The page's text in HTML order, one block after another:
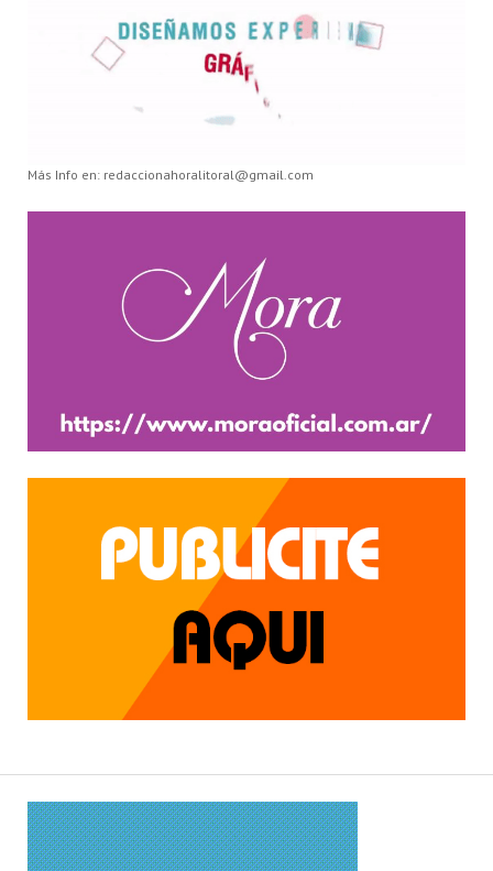
Más Info en: redaccionahoralitoral@gmail.com